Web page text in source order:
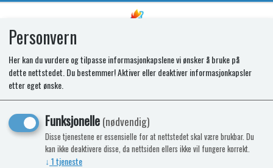
Kunne ikke finne produktet
Forside
NÅ KAN DU OGSÅ FÅ TOALETTKJEMI
Personvern
Her kan du vurdere og tilpasse informasjonkapslene vi ønsker å bruke på
dette nettstedet. Du bestemmer! Aktiver eller deaktiver informasjonkapsler
etter eget ønske.
Funksjonelle(nødvendig)
Disse tjenestene er essensielle for at nettstedet skal være brukbar. Du
kan ikke deaktivere disse, da nettsiden ellers ikke vil fungere korrekt.
↓ 1tjeneste